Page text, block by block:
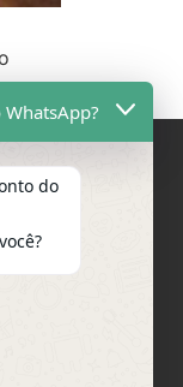
Mertens,
- Belo
200
do